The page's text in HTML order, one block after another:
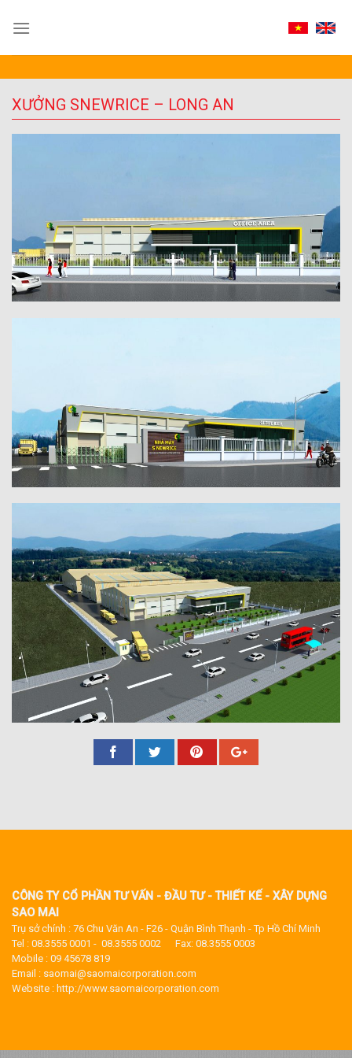
XƯỞNG SNEWRICE – LONG AN
CÔNG TY CỔ PHẦN TƯ VẤN - ĐẦU TƯ - THIẾT KẾ - XÂY DỰNG
SAO MAI
Trụ sở chính : 76 Chu Văn An - F26 - Quận Bình Thạnh - Tp Hồ Chí Minh
Tel : 08.3555 0001 - 08.3555 0002 Fax: 08.3555 0003
Mobile : 09 45678 819
Email : saomai@saomaicorporation.com
Website : http://www.saomaicorporation.com